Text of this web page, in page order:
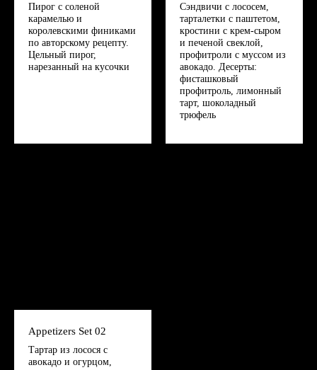
Пирог с соленой
карамелью и
королевскими финиками
по авторскому рецепту.
Цельный пирог,
нарезанный на кусочки
Сэндвичи с лососем,
тарталетки с паштетом,
кростини с крем-сыром
и печеной свеклой,
профитроли с муссом из
авокадо. Десерты:
фисташковый
профитроль, лимонный
тарт, шоколадный
трюфель
Appetizers Set 02
Тартар из лосося с
авокадо и огурцом,